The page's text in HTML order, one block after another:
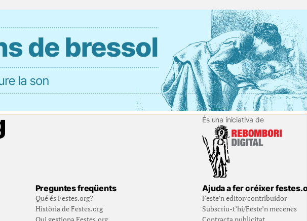
És una iniciativa de
Preguntes freqüents
Qué és Festes.org?
Història de Festes.org
Ajuda a fer créixer
Feste’n editor/contribuidor
Subscriu-t’hi/Feste’n mecenes